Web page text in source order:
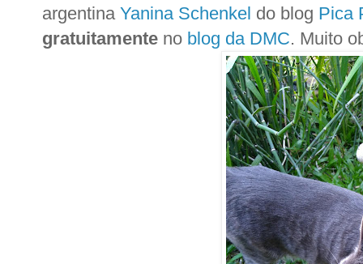
argentina Yanina Schenkel do blog Pica
gratuitamente no blog da DMC. Muito